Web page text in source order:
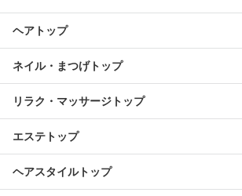
ヘアトップ
ネイル・まつげトップ
リラク・マッサージトップ
エステトップ
ヘアスタイルトップ